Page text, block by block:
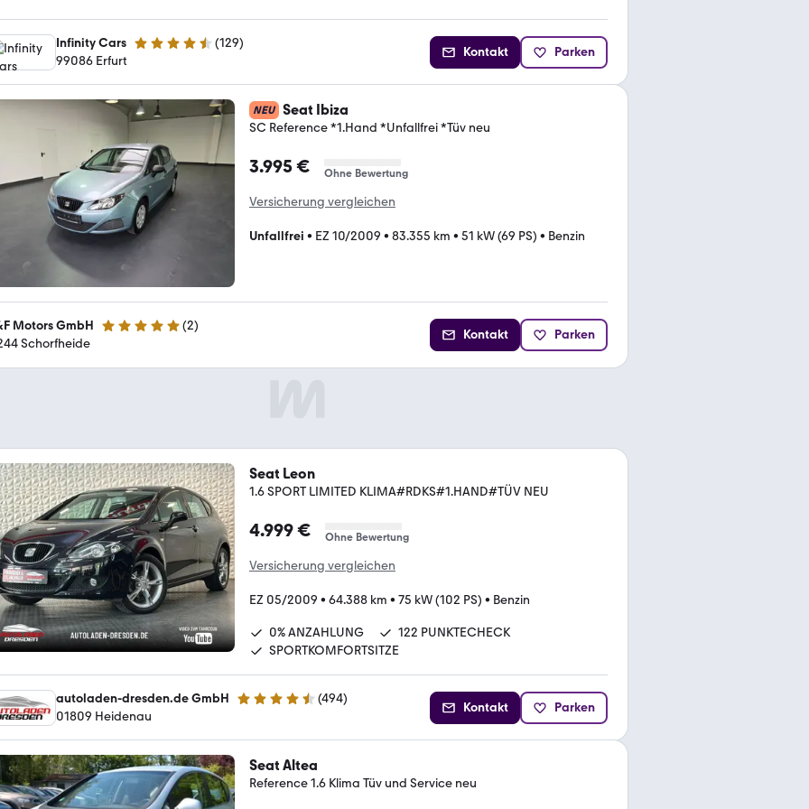
Infinity Cars 4.3 Sterne (129)
99086 Erfurt
Kontakt Parken
NEU Seat Ibiza
SC Reference *1.Hand *Unfallfrei *Tüv neu
3.995 € Ohne Bewertung
Versicherung vergleichen
Unfallfrei • EZ 10/2009 • 83.355 km • 51 kW (69 PS) • Benzin
Motors GmbH 5 Sterne (2)
Schorfheide
Kontakt Parken
Seat Leon
1.6 SPORT LIMITED KLIMA#RDKS#1.HAND#TÜV NEU
4.999 € Ohne Bewertung
Versicherung vergleichen
EZ 05/2009 • 64.388 km • 75 kW (102 PS) • Benzin
0% ANZAHLUNG
122 PUNKTECHECK
SPORTKOMFORTSITZE
autoladen-dresden.de GmbH 4.5 Sterne (494)
01809 Heidenau
Kontakt Parken
Seat Altea
Reference 1.6 Klima Tüv und Service neu